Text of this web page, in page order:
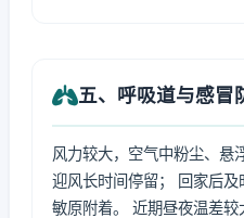
五、呼吸道与感冒
风力较大，空气中粉尘、悬
迎风长时间停留； 回家后
敏原附着。 近期昼夜温差